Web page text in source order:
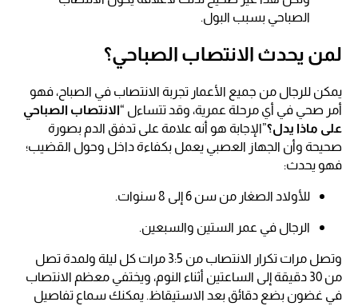
الصباحي بسبب البول.
لمن يحدث الانتصاب الصباحي؟
يمكن للرجال من جميع الأعمار تجربة الانتصاب في الصباح، فهو
أمر صحي في أي مرحلة عمرية، وقد تتساءل “الانتصاب الصباحي
على ماذا يدل؟”الإجابة هو أنه علامة على تدفق الدم بصورة
صحيحة وأن الجهاز العصبي يعمل بكفاءة داخل وحول القضيب؛
فهو يحدث:
للأولاد الصغار من سن 6 إلى 8 سنوات.
الرجال في عمر الستين والسبعين.
وتصل مرات تكرار الانتصاب من 3:5 مرات كل ليلة ولمدة تصل
من 30 دقيقة إلى الساعتين أثناء النوم، ويختفي معظم الانتصاب
في غضون بضع دقائق بعد الاستيقاظ. يمكنك سماع تفاصيل